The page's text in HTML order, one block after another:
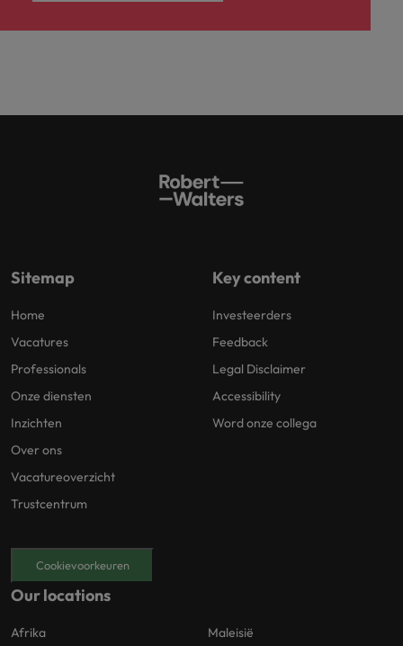
Sitemap
Home
Vacatures
Professionals
Onze diensten
Inzichten
Over ons
Vacatureoverzicht
Trustcentrum
Key content
Investeerders
Feedback
Legal Disclaimer
Accessibility
Word onze collega
Cookievoorkeuren
Our locations
Afrika
Maleisië